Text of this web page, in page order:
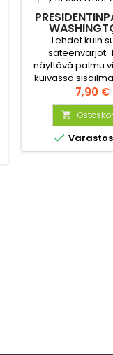
Lehdet kuin
sateenvarjot.
näyttävä palmu
kuivassa
kesäisellä
Kasvualustan
ilmavaa.
kastellaan
mutta
saa
Hinta
7,90 €

